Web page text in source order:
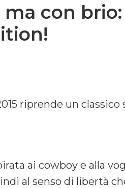
ma con
riprende un
ai cowboy e alla
al senso di libertà